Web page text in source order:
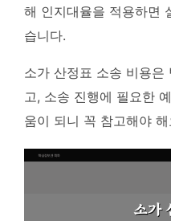
해 인지대율을 적용하면
습니다.
소가 산정표 소송 비용
고, 소송 진행에 필요한
움이 되니 꼭 참고해야 해